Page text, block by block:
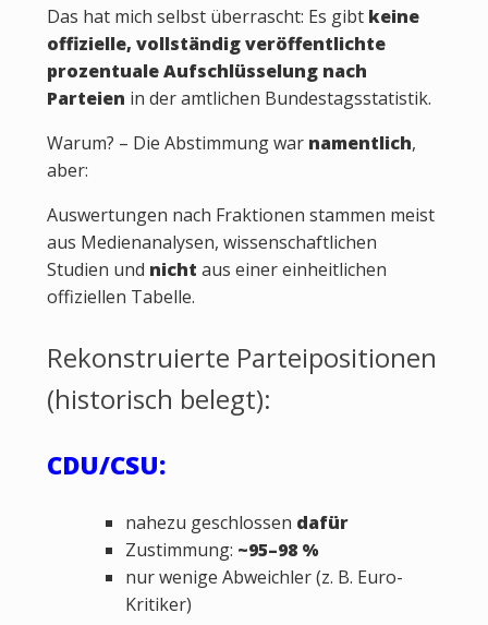
Das hat mich selbst überrascht: Es gibt keine
offizielle, vollständig veröffentlichte
prozentuale Aufschlüsselung nach
Parteien in der amtlichen Bundestagsstatistik.
Warum? – Die Abstimmung war namentlich,
aber:
Auswertungen nach Fraktionen stammen meist
aus Medienanalysen, wissenschaftlichen
Studien und nicht aus einer einheitlichen
offiziellen Tabelle.
Rekonstruierte Parteipositionen
(historisch belegt):
CDU/CSU:
nahezu geschlossen dafür
Zustimmung: ~95–98 %
nur wenige Abweichler (z. B. Euro-
Kritiker)